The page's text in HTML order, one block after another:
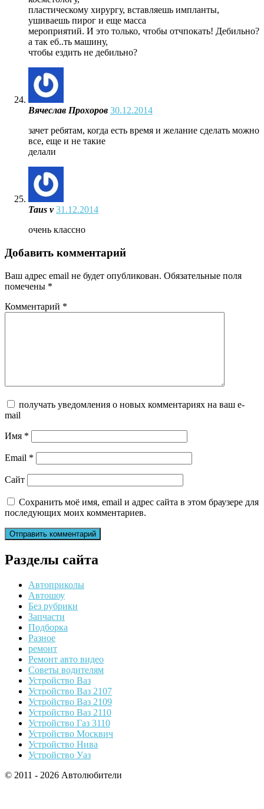
пластическому хирургу, вставляешь импланты,
ушиваешь пирог и еще масса
мероприятий. И это только, чтобы отчпокать! Дебильно?
а так еб..ть машину,
чтобы ездить не дебильно?
Вячеслав Прохоров 30.12.2014
зачет ребятам, когда есть время и желание сделать можно
все, еще и не такие
делали
Taus v 31.12.2014
очень классно
Добавить комментарий
Ваш адрес email не будет опубликован. Обязательные поля
помечены *
Комментарий *
получать уведомления о новых комментариях на ваш e-
mail
Имя *
Email *
Сайт
Сохранить моё имя, email и адрес сайта в этом браузере для
последующих моих комментариев.
Разделы сайта
Автоприколы
Автошоу
Без рубрики
Запчасти
Подборка
Разное
ремонт
Ремонт авто видео
Советы водителям
Устройство Ваз
Устройство Ваз 2107
Устройство Ваз 2109
Устройство Ваз 2110
Устройство Газ 3110
Устройство Москвич
Устройство Нива
Устройство Уаз
© 2011 - 2026 Автолюбители